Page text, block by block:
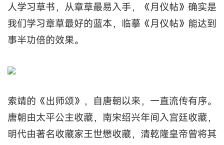
人学习草书，从章草最易入手，《月仪帖》确实是
我们学习章草最好的蓝本，临摹《月仪帖》能达到
事半功倍的效果。
索靖的《出师颂》，自唐朝以来，一直流传有序。
唐朝由太平公主收藏，南宋绍兴年间入宫廷收藏，
明代由著名收藏家王世懋收藏，清乾隆皇帝曾将其